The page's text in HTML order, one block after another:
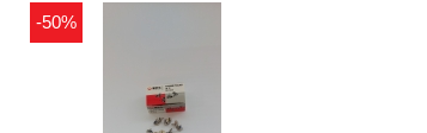
-50%